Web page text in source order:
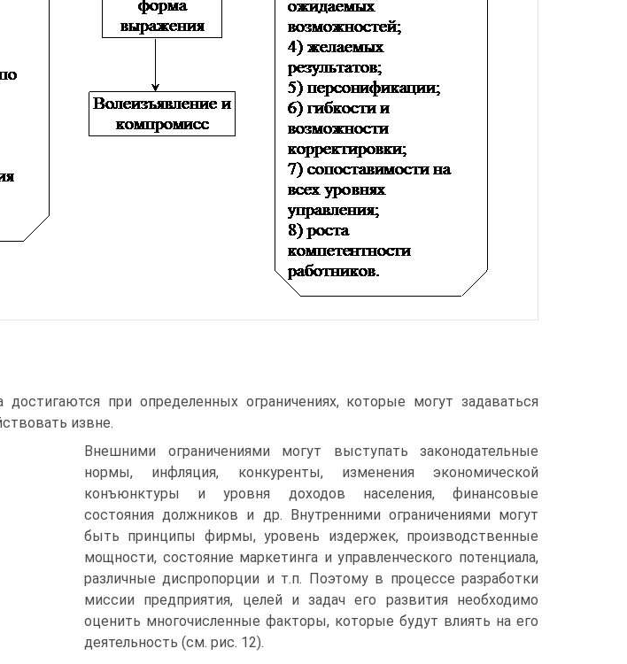
достигаются при определенных ограничениях, которые могут задаваться
извне.
Внешними ограничениями могут выступать законодательные
нормы, инфляция, конкуренты, изменения экономической
конъюнктуры и уровня доходов населения, финансовые
состояния должников и др. Внутренними ограничениями могут
быть принципы фирмы, уровень издержек, производственные
мощности, состояние маркетинга и управленческого потенциала,
различные диспропорции и т.п. Поэтому в процессе разработки
миссии предприятия, целей и задач его развития необходимо
оценить многочисленные факторы, которые будут влиять на его
деятельность (см. рис. 12).